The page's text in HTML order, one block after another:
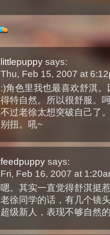
littlepuppy says:
Thu, Feb 15, 2007 at
:)角色里我也最喜欢舒淇
得特自然。所以很舒服。
不过老徐太想突破自己了
别扭。吼~
feedpuppy says:
Fri, Feb 16, 2007 at
嗯。其实一直觉得舒淇挺
老徐同学的话，有几个镜
超级新人，表现不够自然